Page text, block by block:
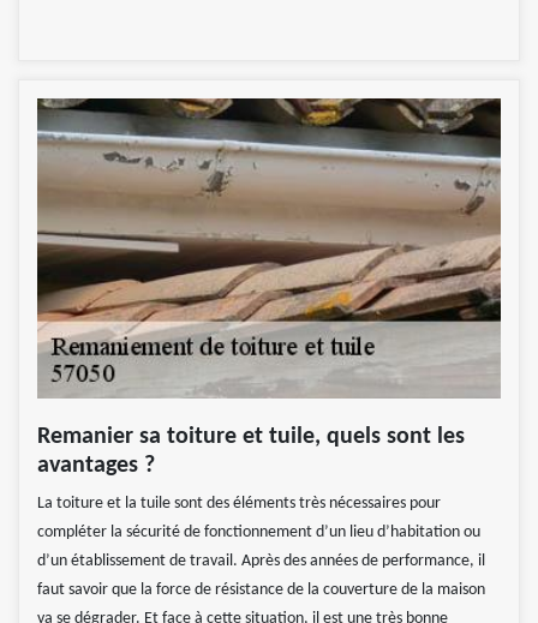
Remanier sa toiture et tuile, quels sont les
avantages ?
La toiture et la tuile sont des éléments très nécessaires pour
compléter la sécurité de fonctionnement d’un lieu d’habitation ou
d’un établissement de travail. Après des années de performance, il
faut savoir que la force de résistance de la couverture de la maison
va se dégrader. Et face à cette situation, il est une très bonne